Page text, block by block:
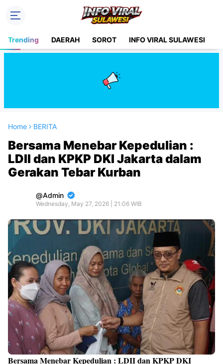
Trending DAERAH SOROT INFO VIRAL SULAWESI
Home BERITA
Bersama Menebar Kepedulian :
LDII dan KPKP DKI Jakarta dalam
Gerakan Tebar Kurban
Admin
Wednesday, May 27, 2026 | 21:06 WIB
Bersama Menebar Kepedulian : LDII dan KPKP DKI